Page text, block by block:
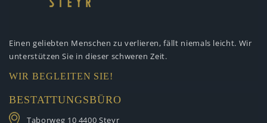
Einen geliebten Menschen zu verlieren, fällt niemals leicht. Wir
unterstützen Sie in dieser schweren Zeit.
WIR BEGLEITEN SIE!
BESTATTUNGSBÜRO
Taborweg 10 4400 Steyr